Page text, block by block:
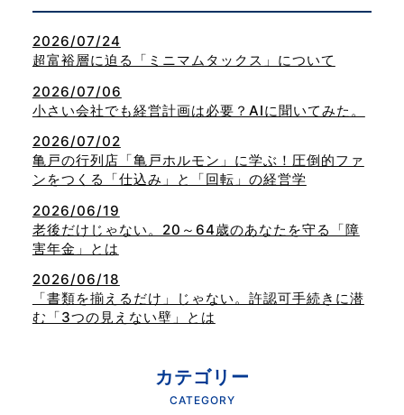
2026/07/24
超富裕層に迫る「ミニマムタックス」について
2026/07/06
小さい会社でも経営計画は必要？AIに聞いてみた。
2026/07/02
亀戸の行列店「亀戸ホルモン」に学ぶ！圧倒的ファ
ンをつくる「仕込み」と「回転」の経営学
2026/06/19
老後だけじゃない。20～64歳のあなたを守る「障
害年金」とは
2026/06/18
「書類を揃えるだけ」じゃない。許認可手続きに潜
む「3つの見えない壁」とは
カテゴリー
CATEGORY